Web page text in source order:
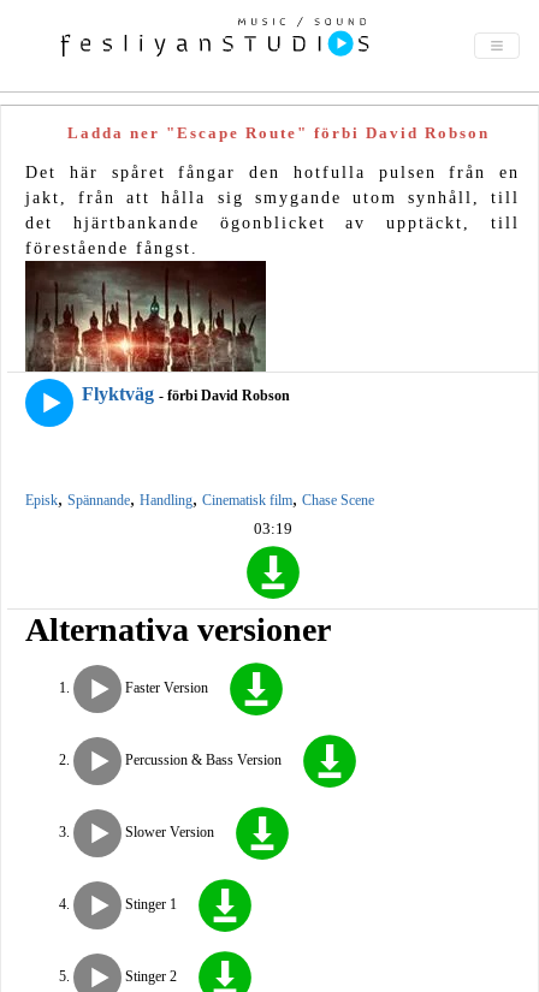
Ladda ner "Escape Route" förbi David Robson
Det här spåret fångar den hotfulla pulsen från en
jakt, från att hålla sig smygande utom synhåll, till
det hjärtbankande ögonblicket av upptäckt, till
förestående fångst.
Flyktväg - förbi David Robson
Episk, Spännande, Handling, Cinematisk film, Chase Scene
03:19
Alternativa versioner
Faster Version
Percussion & Bass Version
Slower Version
Stinger 1
Stinger 2